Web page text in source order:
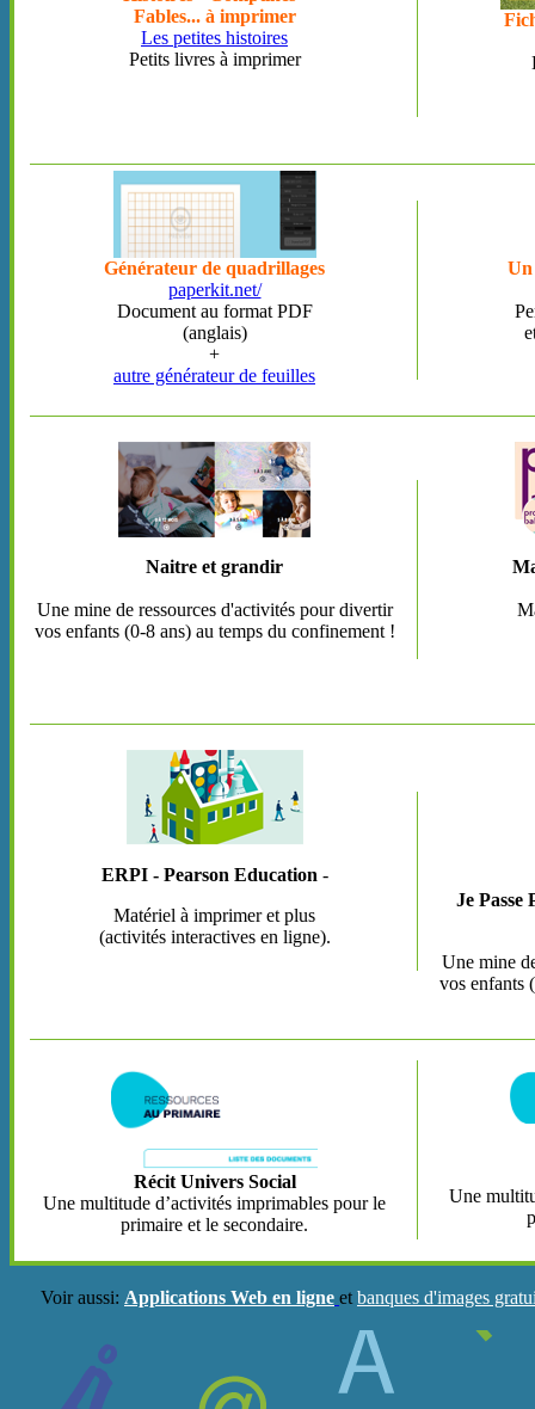
Fables... à imprimer
Les petites histoires
Petits livres à imprimer
Générateur de quadrillages
paperkit.net/
Document au format PDF
(anglais)
+
autre générateur de feuilles
Un
Naitre et grandir
Une mine de ressources d'activités pour divertir
vos enfants (0-8 ans) au temps du confinement !
ERPI - Pearson Education -
Matériel à imprimer et plus
(activités interactives en ligne).
Je Passe
Une mine
vos enfants
Récit Univers Social
Une multitude d’activités imprimables pour le
primaire et le secondaire.
Une
Voir aussi: Applications Web en ligne et banques d'images